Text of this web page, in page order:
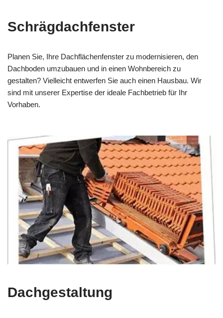
Schrägdachfenster
Planen Sie, Ihre Dachflächenfenster zu modernisieren, den
Dachboden umzubauen und in einen Wohnbereich zu
gestalten? Vielleicht entwerfen Sie auch einen Hausbau. Wir
sind mit unserer Expertise der ideale Fachbetrieb für Ihr
Vorhaben.
Dachgestaltung